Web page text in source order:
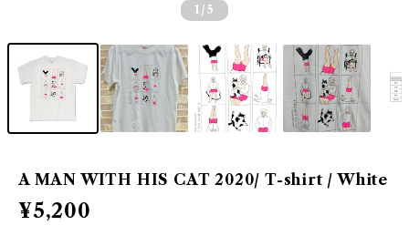
1 /5
A MAN WITH HIS CAT 2020/ T-shirt / White
¥5,200